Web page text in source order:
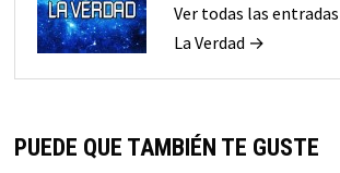
Ver todas las
La Verdad →
PUEDE QUE TAMBIÉN TE GUSTE